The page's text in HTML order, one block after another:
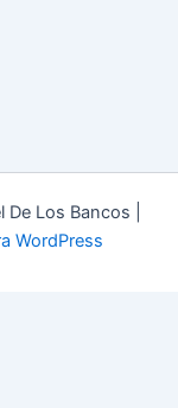
Los Bancos |
WordPress